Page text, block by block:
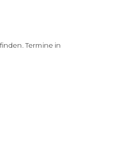
finden. Termine in